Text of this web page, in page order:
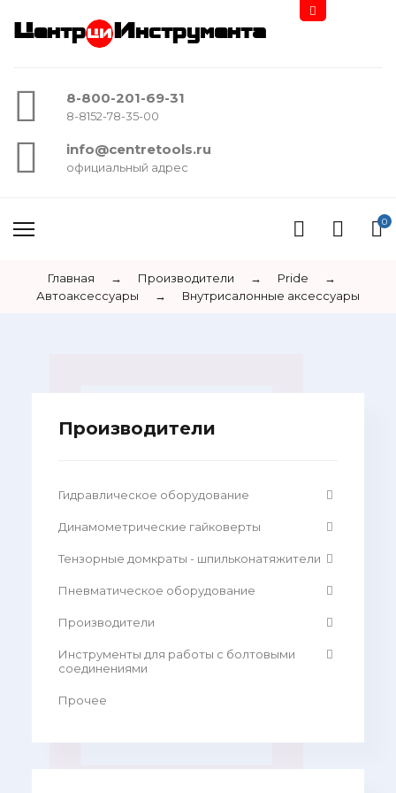
Центр Инструмента
8-800-201-69-31
8-8152-78-35-00
info@centretools.ru
официальный адрес
0
Главная → Производители → Pride
→
Автоаксессуары
→ Внутрисалонные аксессуары
Производители
Гидравлическое оборудование
Динамометрические гайковерты
Тензорные домкраты - шпильконатяжители
Пневматическое оборудование
Производители
Инструменты для работы с болтовыми
соединениями
Прочее